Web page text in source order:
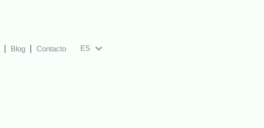
Blog Contacto ES
EN